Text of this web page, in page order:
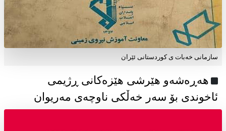
سازمانی خەبات ی كوردستانی ئێران
هەڕەشەو هێرشی هێزەکانی ڕژیمی
ئاخوندی بۆ سەر خەڵکی ناوچەی مەریوان